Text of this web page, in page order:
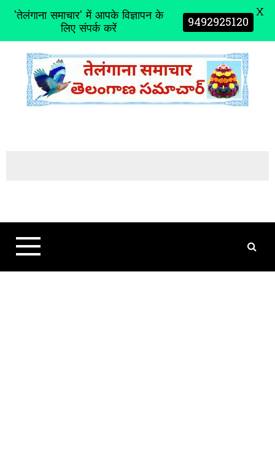
t
'तेलंगाना समाचार' में आपके विज्ञापन के
लिए संपर्क करें 9492925120 X